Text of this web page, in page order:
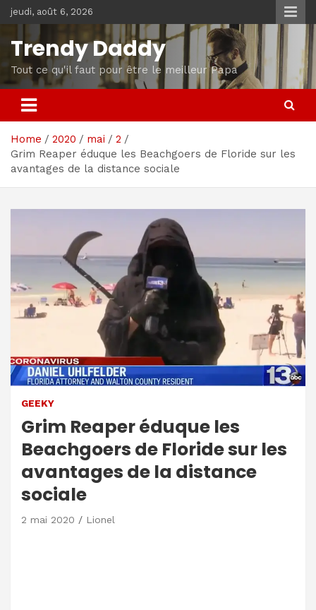
Skip
to
content
jeudi, août 6, 2026
Trendy Daddy
Tout ce qu'il faut pour être le meilleur Papa
Home 2020 mai
2
Grim Reaper éduque les Beachgoers de Floride sur les
avantages de la distance sociale
GEEKY
Grim Reaper éduque les
Beachgoers de Floride sur les
avantages de la distance
sociale
2 mai 2020 Lionel